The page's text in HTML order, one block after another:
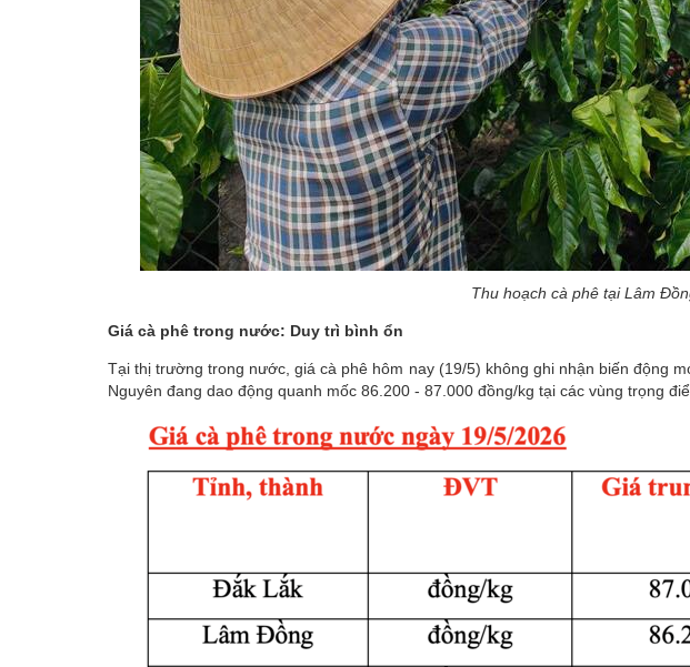
Thu hoạch cà phê tại Lâm
Giá cà phê trong nước: Duy trì bình ổn
Tại thị trường trong nước, giá cà phê hôm nay (19/5) không ghi nhận biến động
Nguyên đang dao động quanh mốc 86.200 - 87.000 đồng/kg tại các vùng trọng